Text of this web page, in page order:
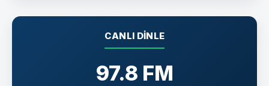
CANLI DINLE
97.8 FM